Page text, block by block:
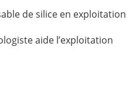
de silice en exploitation
aide l’exploitation